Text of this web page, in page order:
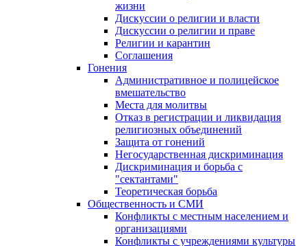
жизни
Дискуссии о религии и власти
Дискуссии о религии и праве
Религии и карантин
Соглашения
Гонения
Административное и полицейское
вмешательство
Места для молитвы
Отказ в регистрации и ликвидация
религиозных объединений
Защита от гонений
Негосударственная дискриминация
Дискриминация и борьба с
"сектантами"
Теоретическая борьба
Общественность и СМИ
Конфликты с местным населением и
организациями
Конфликты с учреждениями культуры